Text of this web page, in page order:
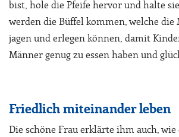
bist, hole die Pfeife hervor und halte
werden die Büffel kommen, welche die
jagen und erlegen können, damit
Männer genug zu essen haben und
Friedlich miteinander leben
Die schöne Frau erklärte ihm auch, wie